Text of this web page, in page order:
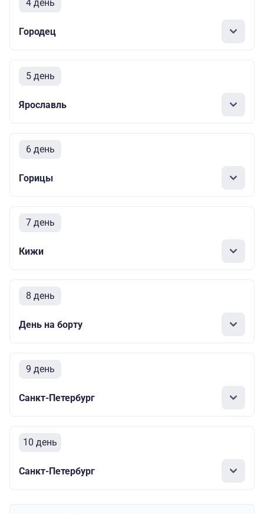
4 день
Городец
5 день
Ярославль
6 день
Горицы
7 день
Кижи
8 день
День на борту
9 день
Санкт-Петербург
10 день
Санкт-Петербург